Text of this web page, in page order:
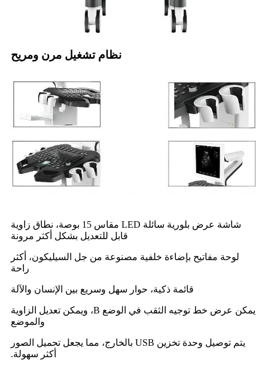
نظام تشغيل مرن ومريح
شاشة عرض بلورية سائلة LED مقاس 15 بوصة، نطاق زاوية
قابل للتعديل بشكل أكثر مرونة
لوحة مفاتيح بإضاءة خلفية مصنوعة من جل السيليكون، أكثر
راحة
قائمة ذكية، حوار سهل وسريع بين الإنسان والآلة
يمكن عرض خط توجيه الثقب في الوضع B، ويمكن تعديل الزاوية
والموضع
يتم توصيل وحدة تخزين USB بالخارج، مما يجعل تحميل الصور
أكثر سهولة.